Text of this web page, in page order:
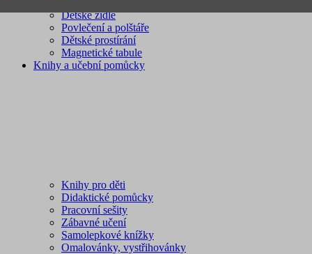
Dětské židle
Povlečení a polštáře
Dětské prostírání
Magnetické tabule
Knihy a učební pomůcky
Knihy pro děti
Didaktické pomůcky
Pracovní sešity
Zábavné učení
Samolepkové knížky
Omalovánky, vystřihovánky